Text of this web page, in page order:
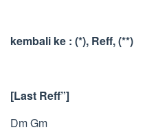
kembali ke : (*), Reff, (**)
[Last Reff”]
Dm Gm